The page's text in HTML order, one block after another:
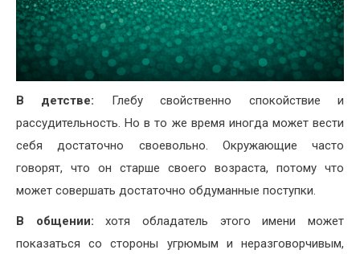
В детстве: Глебу свойственно спокойствие и
рассудительность. Но в то же время иногда может вести
себя достаточно своевольно. Окружающие часто
говорят, что он старше своего возраста, потому что
может совершать достаточно обдуманные поступки.
В общении: хотя обладатель этого имени может
показаться со стороны угрюмым и неразговорчивым,